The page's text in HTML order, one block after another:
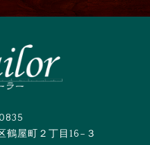
鶴屋町２丁目16−３